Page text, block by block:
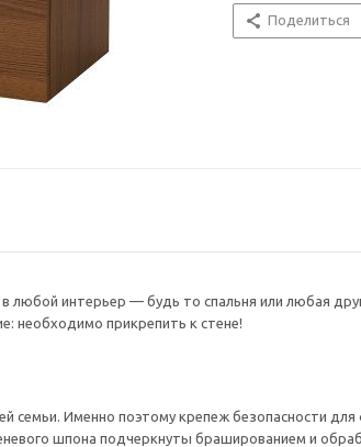
Поделиться
любой интерьер — будь то спальня или любая
необходимо прикрепить к стене!
Именно поэтому крепеж безопасности для
шпона подчеркнуты брашированием и